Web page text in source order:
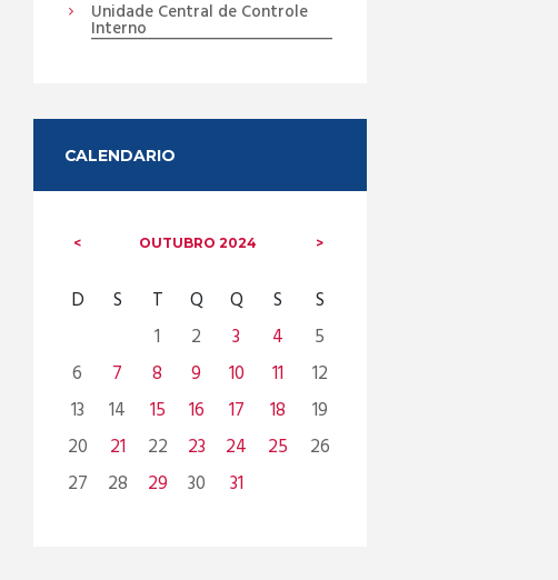
Unidade Central de Controle
Interno
CALENDARIO
OUTUBRO2024
D S T Q Q S
S
1
2 3 4
5
6
7 8 9 10 11
12
13
14 15 16 17 18
19
20
21 22 23 24 25
26
27
28 29 30 31